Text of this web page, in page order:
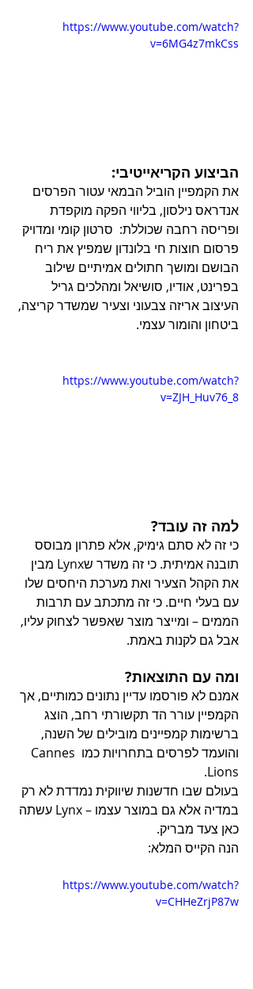
https://www.youtube.com/watch?
v=6MG4z7mkCss
הביצוע הקריאייטיבי:
את הקמפיין הוביל הבמאי עטור הפרסים
אנדראס נילסון, בליווי הפקה מוקפדת
ופריסה רחבה שכוללת:  סרטון קומי ומדויק
פרסום חוצות חי בלונדון שמפיץ את ריח
הבושם ומושך חתולים אמיתיים שילוב
בפרינט, אודיו, סושיאל ומהלכים גריל
העיצוב אריזה צבעוני וצעיר שמשדר קריצה,
ביטחון והומור עצמי.
https://www.youtube.com/watch?
v=ZJH_Huv76_8
למה זה עובד?
כי זה לא סתם גימיק, אלא פתרון מבוסס
תובנה אמיתית. כי זה משדר שLynx מבין
את הקהל הצעיר ואת מערכת היחסים שלו
עם בעלי חיים. כי זה מתכתב עם תרבות
הממים – ומייצר מוצר שאפשר לצחוק עליו,
אבל גם לקנות באמת.
ומה עם התוצאות?
אמנם לא פורסמו עדיין נתונים כמותיים, אך
הקמפיין עורר הד תקשורתי רחב, הוצג
ברשימות קמפיינים מובילים של השנה,
והועמד לפרסים בתחרויות כמו Cannes
Lions.
בעולם שבו חדשנות שיווקית נמדדת לא רק
במדיה אלא גם במוצר עצמו – Lynx עשתה
כאן צעד מבריק.
הנה הקייס המלא:
https://www.youtube.com/watch?
v=CHHeZrjP87w